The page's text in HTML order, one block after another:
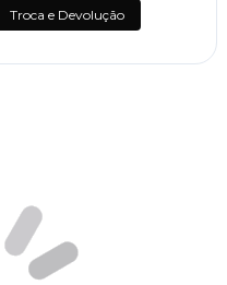
Troca e Devolução